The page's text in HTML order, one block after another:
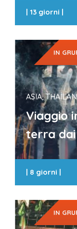
|13 giorni |
IN
ASIA,
Viaggio
terra
| 8 giorni |
IN